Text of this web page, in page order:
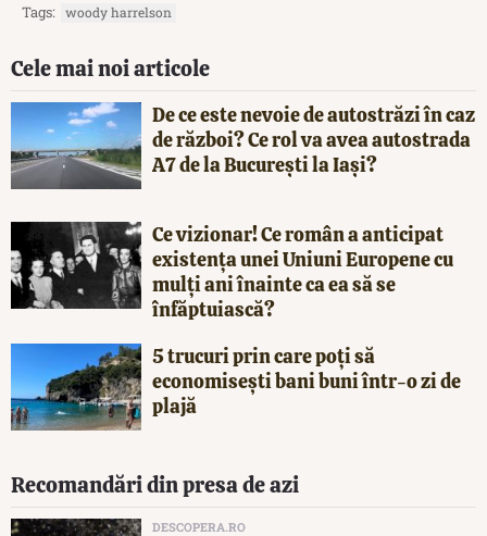
Tags: woody harrelson
Cele mai noi articole
De ce este nevoie de autostrăzi în caz
de război? Ce rol va avea autostrada
A7 de la București la Iași?
Ce vizionar! Ce român a anticipat
existența unei Uniuni Europene cu
mulți ani înainte ca ea să se
înfăptuiască?
5 trucuri prin care poți să
economisești bani buni într-o zi de
plajă
Recomandări din presa de azi
DESCOPERA.RO